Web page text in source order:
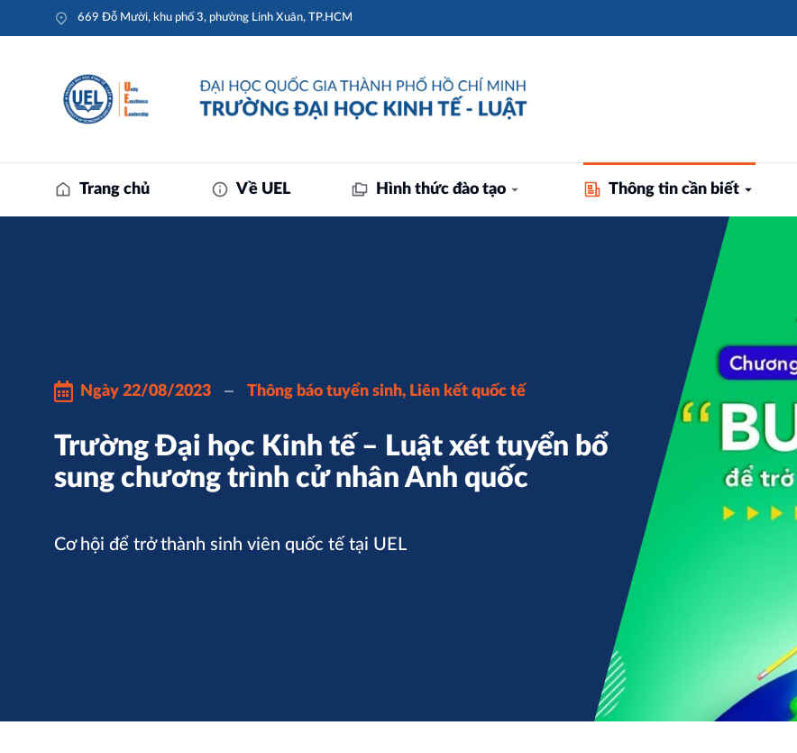
669 Đỗ Mười, khu phố 3, phường Linh Xuân, TP.HCM
Trang chủ Về UEL Hình thức đào tạo Thông tin cần biết
Ngày 22/08/2023 Thông báo tuyển sinh, Liên kết quốc tế
Trường Đại học Kinh tế – Luật xét tuyển bổ
sung chương trình cử nhân Anh quốc
Cơ hội để trở thành sinh viên quốc tế tại UEL